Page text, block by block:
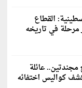
القطاع
في تاريخه
عائلة
كواليس اختفائه